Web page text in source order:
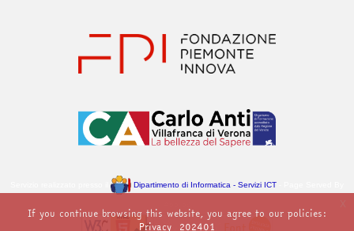
Dipartimento di Informatica - Servizi ICT
If you continue browsing this website, you agree to our policies:
Privacy_202401